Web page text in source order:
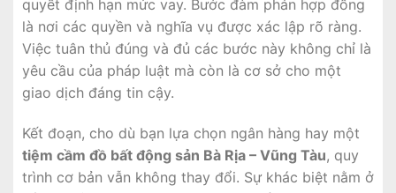
quyết định hạn mức vay. Bước đàm phán hợp đồng
là nơi các quyền và nghĩa vụ được xác lập rõ ràng.
Việc tuân thủ đúng và đủ các bước này không chỉ là
yêu cầu của pháp luật mà còn là cơ sở cho một
giao dịch đáng tin cậy.
Kết đoạn, cho dù bạn lựa chọn ngân hàng hay một
tiệm cầm đồ bất động sản Bà Rịa – Vũng Tàu, quy
trình cơ bản vẫn không thay đổi. Sự khác biệt nằm ở